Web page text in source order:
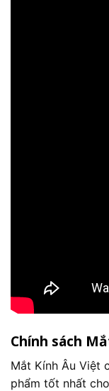
Chính sách
Mắt Kính Âu Việt
phẩm tốt nhất